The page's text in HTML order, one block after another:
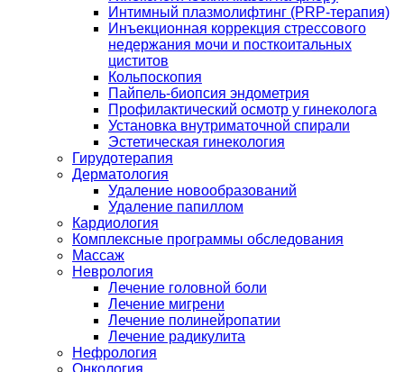
Интимный плазмолифтинг (PRP-терапия)
Инъекционная коррекция стрессового
недержания мочи и посткоитальных
циститов
Кольпоскопия
Пайпель-биопсия эндометрия
Профилактический осмотр у гинеколога
Установка внутриматочной спирали
Эстетическая гинекология
Гирудотерапия
Дерматология
Удаление новообразований
Удаление папиллом
Кардиология
Комплексные программы обследования
Массаж
Неврология
Лечение головной боли
Лечение мигрени
Лечение полинейропатии
Лечение радикулита
Нефрология